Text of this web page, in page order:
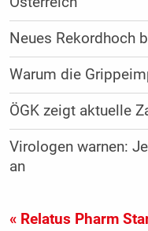
Neues Rekordhoch
Warum die
ÖGK zeigt aktuelle
Virologen warnen:
an
« Relatus Pharm